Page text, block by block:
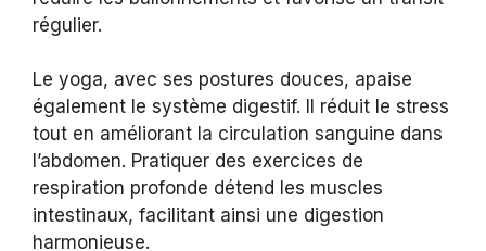
régulier.
Le yoga, avec ses postures douces, apaise
également le système digestif. Il réduit le stress
tout en améliorant la circulation sanguine dans
l’abdomen. Pratiquer des exercices de
respiration profonde détend les muscles
intestinaux, facilitant ainsi une digestion
harmonieuse.